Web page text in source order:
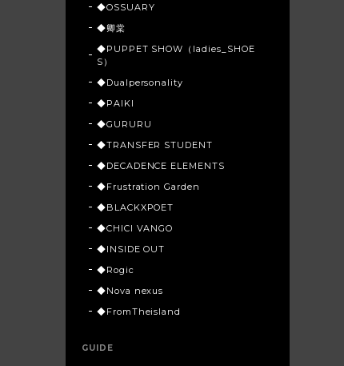
◆OSSUARY
◆卿棠
◆PUPPET SHOW（ladies_SHOE
S）
◆Dualpersonality
◆PAIKI
◆GURURU
◆TRANSFER STUDENT
◆DECADENCE ELEMENTS
◆Frustration Garden
◆BLACKXPOET
◆CHICI VANGO
◆INSIDE OUT
◆Rogic
◆Nova nexus
◆FromTheisland
GUIDE